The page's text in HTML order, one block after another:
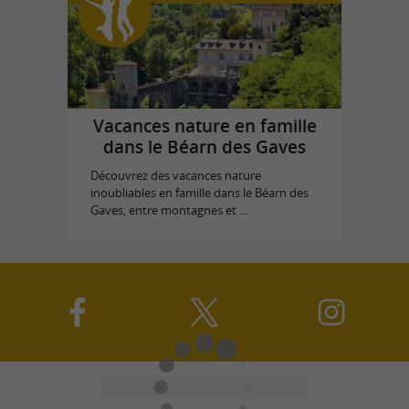
Vacances nature en famille
dans le Béarn des Gaves
Découvrez des vacances nature
inoubliables en famille dans le Béarn des
Gaves, entre montagnes et ...